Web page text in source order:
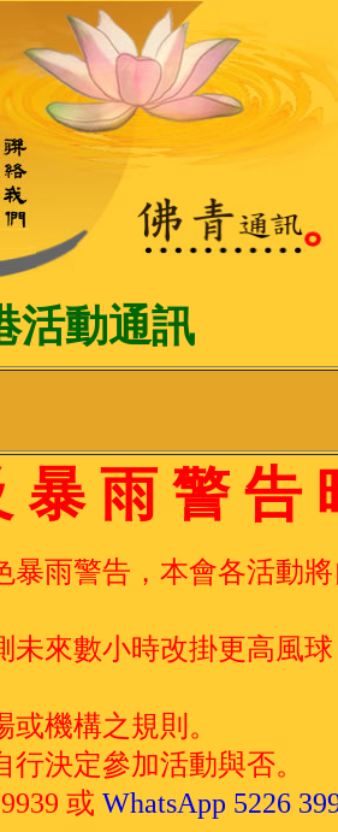
動通訊
暴 雨 警 告
暴雨警告，本會各活動
未來數小時改掛更高風
機構之規則。
決定參加活動與否。
或 WhatsApp 5226